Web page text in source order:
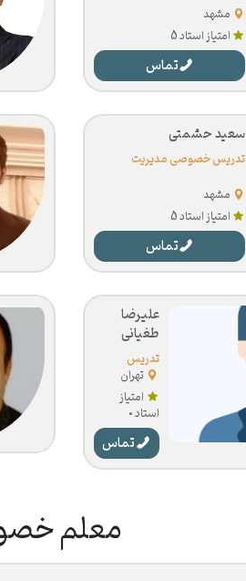
مشهد
امتیاز استاد 5
تماس
سعید حشمتی
تدریس خصوصی مدیریت
مشهد
امتیاز استاد 5
تماس
علیرضا
طغیانی
تدریس
خصوصی
مدیریت
تهران
امتیاز
استاد 0
تماس
معلم